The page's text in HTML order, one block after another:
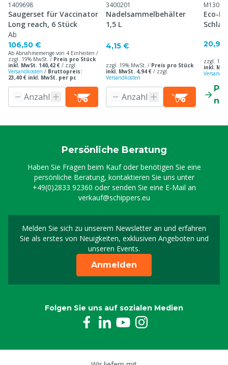
1409698
Saugerset für Vaccinator
Long reach, 6 Stück
Ab
106,50 €
Ab Abnahmemenge von 4 Einheiten /
zzgl. 19% MwSt. / Preis pro Stück
inkl. MwSt. 140,42 € / zzgl.
Versandkosten / Bruttopreis:
23,40 € inkl. MwSt. per pc
3400201
Nadelsammelbehälter
1,5 L
4,15 €
zzgl. 19% MwSt. / Preis pro Stück
inkl. MwSt. 4,94 € / zzgl.
Versandkosten
Eco-
20,90
zzgl.
inkl.
Persönliche Beratung
Haben Sie Fragen beim Kauf oder benötigen Sie eine
persönliche Beratung, kontaktieren Sie uns unter
+49(0)2833 92360 oder senden Sie eine E-Mail an
verkauf@schippers.eu
Melden Sie sich zu unserem Newsletter an und erfahren
Sie als erstes von Neuigkeiten, exklusiven Angeboten und
unseren Events.
Melden Sie sich für
Anmelden
Folgen Sie uns auf sozialen Medien